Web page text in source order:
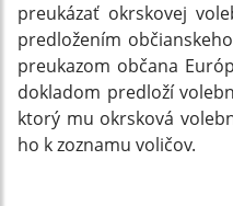
preukázať okrskovej
predložením
preukazom občana
dokladom predloží
ktorý mu okrsková
ho k zoznamu voličov.